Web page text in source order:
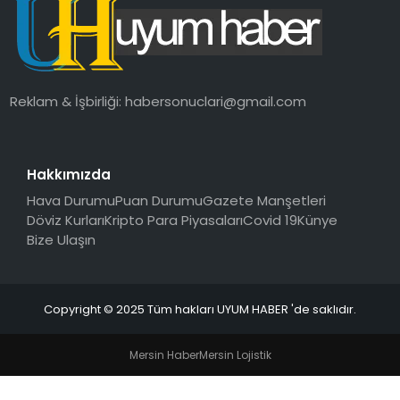
SAĞLIK
MAGAZIN
Reklam & İşbirliği:habersonuclari@gmail.com
Hakkımızda
Hava DurumuPuan DurumuGazete Manşetleri
Döviz KurlarıKripto Para PiyasalarıCovid 19Künye
Bize Ulaşın
Copyright © 2025 Tüm hakları UYUM HABER 'de saklıdır.
Mersin HaberMersin Lojistik